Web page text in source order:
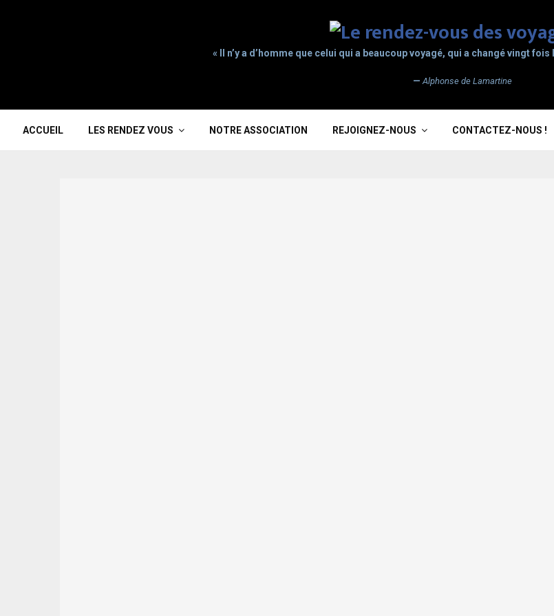
« Il n’y a d’homme que celui qui a beaucoup voyagé, qui a changé vingt
— Alphonse de Lamartine
ACCUEIL LES RENDEZ VOUS NOTRE ASSOCIATION REJOIGNEZ-NOUS CONTACTEZ-NOUS !